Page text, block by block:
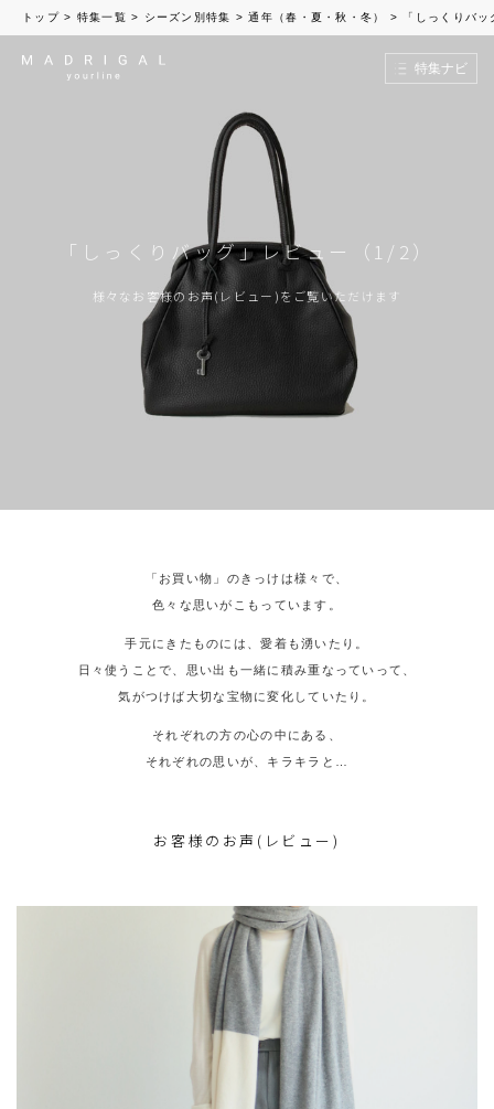
特集ナビ
トップ> 特集一覧 > シーズン別特集 >通年（春・夏・秋・冬） > 「しっくりバ
「しっくりバッグ」レビュー（1/2）
様々なお客様のお声(レビュー)をご覧いただけます
「お買い物」のきっけは様々で、
色々な思いがこもっています。
手元にきたものには、愛着も湧いたり。
日々使うことで、思い出も一緒に積み重なっていって、
気がつけば大切な宝物に変化していたり。
それぞれの方の心の中にある、
それぞれの思いが、キラキラと…
お客様のお声(レビュー)